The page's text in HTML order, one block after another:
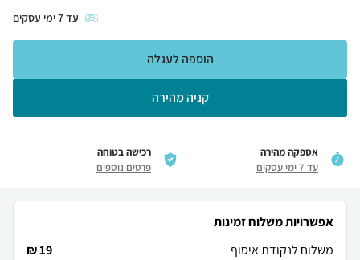
עד7ימי עסקים
קניה מהירה
הוספה לעגלה
אספקה מהירה
עד 7 ימי עסקים
רכישה בטוחה
פרטים נוספים
אפשרויות משלוח זמינות
משלוח לנקודת איסוף
19 ₪